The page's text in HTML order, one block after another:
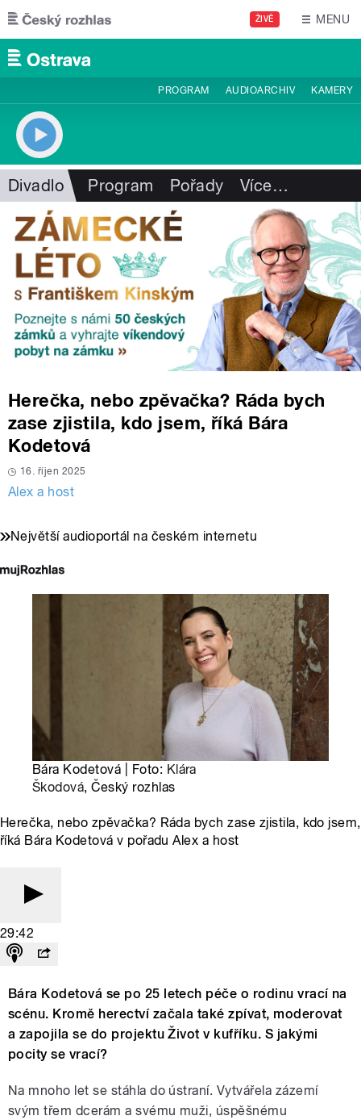
Přejít k hlavnímu obsahu
ŽIVĚ MENU
PROGRAM AUDIOARCHIV KAMERY
Divadlo Program Pořady Více…
Herečka, nebo zpěvačka? Ráda bych
zase zjistila, kdo jsem, říká Bára
Kodetová
16. říjen 2025
Alex a host
Největší audioportál na českém internetu
Bára Kodetová | Foto: Klára
Škodová, Český rozhlas
Herečka, nebo zpěvačka? Ráda bych zase zjistila, kdo jsem,
říká Bára Kodetová v pořadu Alex a host
29:42
Bára Kodetová se po 25 letech péče o rodinu vrací na
scénu. Kromě herectví začala také zpívat, moderovat
a zapojila se do projektu Život v kufříku. S jakými
pocity se vrací?
Na mnoho let se stáhla do ústraní. Vytvářela zázemí
svým třem dcerám a svému muži, úspěšnému